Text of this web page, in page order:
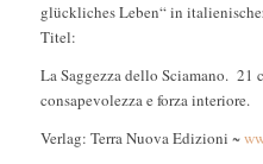
glückliches Leben“ in
Titel:
La Saggezza dello Sciamano. 21
consapevolezza e forza interiore.
Verlag: Terra Nuova Edizioni ~